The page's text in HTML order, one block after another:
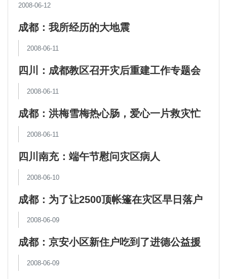
2008-06-12
成都：我所经历的大地震
2008-06-11
四川：成都教区召开灾后重建工作专题会
议
2008-06-11
成都：洪梅雪梅热心肠，爱心一片救灾忙
2008-06-11
四川南充：端午节慰问灾区病人
2008-06-10
成都：为了让2500顶帐篷在灾区早日落户
安家
2008-06-09
成都：京安小区新住户吃到了进德公益援
助的大米和菜油
2008-06-09